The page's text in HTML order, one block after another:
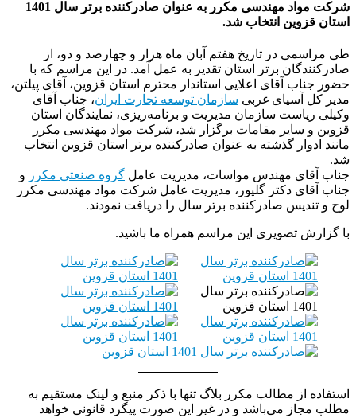
شرکت مواد مهندسی مکرر به عنوان صادرکننده برتر سال 1401
استان قزوین انتخاب شد.
طی مراسمی در تاریخ هفتم آبان ماه هزار و چهارصد و دو، از
صادرکنندگان برتر استان تقدیر به عمل آمد. در این مراسم که با
حضور جناب آقای اعلایی استاندار محترم استان قزوین، آقای پیلتن،
مدیر کل آسیای غربی سازمان توسعه تجارت ایران، جناب آقای
وکیلی ریاست سازمان مدیریت و برنامه‌ریزی، نمایندگان استان
قزوین و سایر مقامات برگزار شد، شرکت مواد مهندسی مکرر
مانند ادوار گذشته به عنوان صادرکننده برتر استان قزوین انتخاب
شد.
جناب آقای مهندس مواسات، مدیریت عامل گروه صنعتی مکرر و
جناب آقای دکتر گلپور، مدیریت عامل شرکت مواد مهندسی مکرر
لوح و تندیس صادرکننده برتر سال را دریافت نمودند.
با گزارش تصویری این مراسم همراه ما باشید.
استفاده از مطالب مکرر بلاگ تنها با ذکر منبع و لینک مستقیم به
مطلب مجاز می‌باشد و در غیر این صورت پیگرد قانونی خواهد